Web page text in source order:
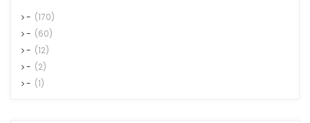
- (170)
- (60)
- (12)
- (2)
- (1)